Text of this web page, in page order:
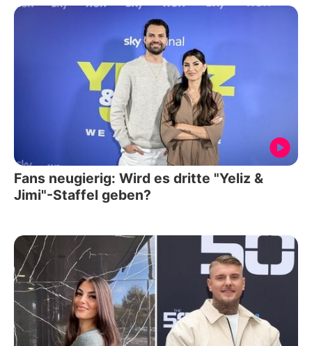
Fans neugierig: Wird es dritte "Yeliz &
Jimi"-Staffel geben?